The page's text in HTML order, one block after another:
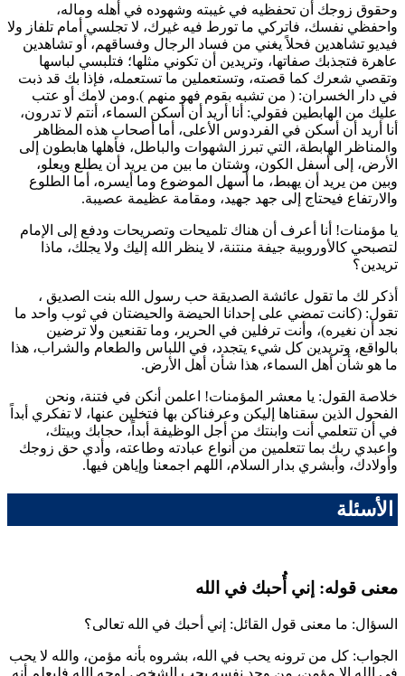
وحقوق زوجك أن تحفظيه في غيبته وشهوده في أهله وماله،
واحفظي نفسك، فاتركي ما تورط فيه غيرك، لا تجلسي أمام تلفاز ولا
فيديو تشاهدين فحلاً يغني من فساد الرجال وفساقهم، أو تشاهدين
عاهرة فتجذبك صفاتها، وتريدين أن تكوني مثلها؛ فتلبسي لباسها
وتقصي شعرك كما قصته، وتستعملين ما تستعمله، فإذا بك قد ذبت
في دار الخسران: ( من تشبه بقوم فهو منهم ).ومن لامك أو عتب
عليك من الهابطين فقولي: أنا أريد أن أسكن السماء، أنتم لا تدرون،
أنا أريد أن أسكن في الفردوس الأعلى، أما أصحاب هذه المظاهر
والمناظر الهابطة، التي تبرز الشهوات والباطل، فأهلها هابطون إلى
الأرض، إلى أسفل الكون، وشتان ما بين من يريد أن يطلع ويعلو،
وبين من يريد أن يهبط، ما أسهل الموضوع وما أيسره، أما الطلوع
والارتفاع فيحتاج إلى جهد جهيد، ومقامة عظيمة عصيبة.
يا مؤمنات! أنا أعرف أن هناك تلميحات وتصريحات ودفع إلى الإمام
لتصبحي كالأوروبية جيفة منتنة، لا ينظر الله إليك ولا يجلك، ماذا
تريدين؟
أذكر لك ما تقول عائشة الصديقة حب رسول الله بنت الصديق ،
تقول: (كانت تمضي على إحدانا الحيضة والحيضتان في ثوب واحد ما
نجد أن نغيره)، وأنت ترفلين في الحرير، وما تقنعين ولا ترضين
بالواقع، وتريدين كل شيء يتجدد، في اللباس والطعام والشراب، هذا
ما هو شأن أهل السماء، هذا شأن أهل الأرض.
خلاصة القول: يا معشر المؤمنات! اعلمن أنكن في فتنة، ونحن
الفحول الذين سقناها إليكن وعرفناكن بها فتخلين عنها، لا تفكري أبداً
في أن تتعلمي أنت وابنتك من أجل الوظيفة أبداً، حجابك وبيتك،
واعبدي ربك بما تتعلمين من أنواع عبادته وطاعته، وأدي حق زوجك
وأولادك، وأبشري بدار السلام، اللهم اجمعنا وإياهن فيها.
الأسئلة
معنى قوله: إني أُحبك في الله
السؤال: ما معنى قول القائل: إني أحبك في الله تعالى؟
الجواب: كل من ترونه يحب في الله، بشروه بأنه مؤمن، والله لا يحب